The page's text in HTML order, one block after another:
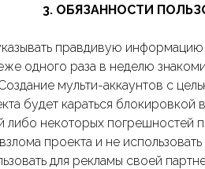
3. ОБЯЗАННОСТИ
правдивую
одного раза в неделю
мульти-аккаунтов с
будет караться блокировкой
некоторых погрешностей
проекта и не
для рекламы своей